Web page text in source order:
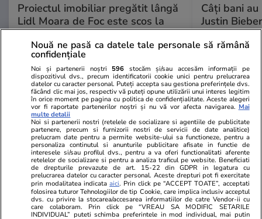
Proiectul imobiliar pregătit lângă
Lidl Moara de Foc este scos la
vânzare. Dezvoltatorul este
asociat în piață cu un alt proiect
de anvergură
Câți bani
Justin
Cupa
sunt uriașe
ULTIMELE ȘTIRI
Știri Externe 10:16
Explozie puternică în Barcelona, la metroul
Plaça de Sants: opt persoane rănite, două în
stare gravă, după o scurgere de gaze | VIDEO
Nouă ne pasă ca datele tale personale să rămână
confidențiale
Noi și partenerii noștri 596 stocăm și/sau accesăm informații pe
dispozitivul dvs., precum identificatorii cookie unici pentru prelucrarea
datelor cu caracter personal. Puteți accepta sau gestiona preferințele dvs.
făcând clic mai jos, respectiv vă puteți opune utilizării unui interes legitim
în orice moment pe pagina cu politica de confidențialitate. Aceste alegeri
vor fi raportate partenerilor noștri și nu vă vor afecta navigarea. Mai
multe detalii
Noi si partenerii nostri (retelele de socializare si agentiile de publicitate
partenere, precum si furnizorii nostri de servicii de date analitice)
prelucram date pentru a permite website-ului sa functioneze, pentru a
personaliza continutul si anunturile publicitare afisate in functie de
interesele si/sau profilul dvs., pentru a va oferi functionalitati aferente
retelelor de socializare si pentru a analiza traficul pe website. Beneficiati
de drepturile prevazute de art. 15-22 din GDPR in legatura cu
prelucrarea datelor cu caracter personal. Aceste drepturi pot fi exercitate
prin modalitatea indicataaici. Prin click pe “ACCEPT TOATE”, acceptati
folosirea tuturor Tehnologiilor de tip Cookie, care implica inclusiv acceptul
dvs. cu privire la stocarea/accesarea informatiilor de catre Vendor-ii cu
care colaboram. Prin click pe “VREAU SA MODIFIC SETARILE
INDIVIDUAL” puteti schimba preferintele in mod individual, mai putin